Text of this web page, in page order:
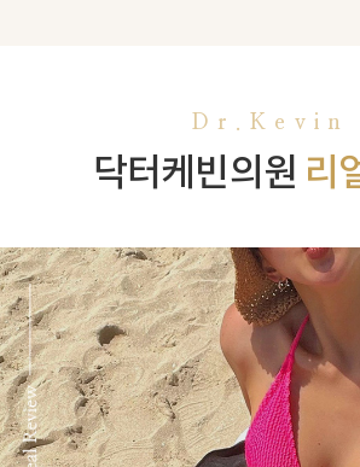
Dr.Kevin
닥터케빈의원 리